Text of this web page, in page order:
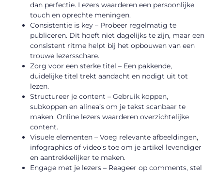
dan perfectie. Lezers waarderen een persoonlijke
touch en oprechte meningen.
Consistentie is key – Probeer regelmatig te
publiceren. Dit hoeft niet dagelijks te zijn, maar een
consistent ritme helpt bij het opbouwen van een
trouwe lezersschare.
Zorg voor een sterke titel – Een pakkende,
duidelijke titel trekt aandacht en nodigt uit tot
lezen.
Structureer je content – Gebruik koppen,
subkoppen en alinea’s om je tekst scanbaar te
maken. Online lezers waarderen overzichtelijke
content.
Visuele elementen – Voeg relevante afbeeldingen,
infographics of video’s toe om je artikel levendiger
en aantrekkelijker te maken.
Engage met je lezers – Reageer op comments, stel